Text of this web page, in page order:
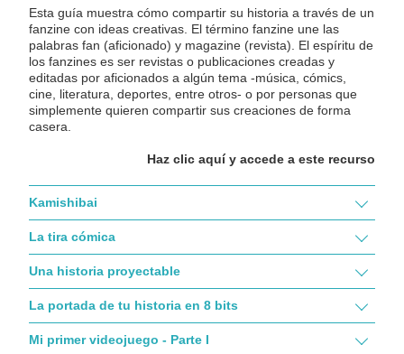
Esta guía muestra cómo compartir su historia a través de un
fanzine con ideas creativas. El término fanzine une las
palabras fan (aficionado) y magazine (revista). El espíritu de
los fanzines es ser revistas o publicaciones creadas y
editadas por aficionados a algún tema -música, cómics,
cine, literatura, deportes, entre otros- o por personas que
simplemente quieren compartir sus creaciones de forma
casera.
Haz clic aquí y accede a este recurso
Kamishibai
La tira cómica
Una historia proyectable
La portada de tu historia en 8 bits
Mi primer videojuego - Parte I